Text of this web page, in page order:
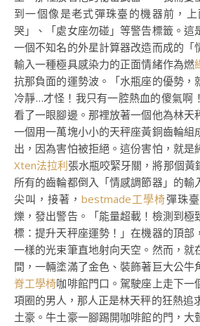
到一個像是老式彈珠臺的機器前，
哭」、「處女座勿碰」等警告標籤。這
一個不知名的外星計算器改造而成的「
輸入一種極具感染力的正面情緒作為燃
抗那負面的運勢波。「水瓶座的優勢，
冷靜…才怪！我只有一腔熱血的傻氣啊
看了一眼腳邊。那裡放著一個他為林天
一個用一萬塊小小的天秤座黃銅齒輪組
出，因為害怕被拒絕。這份害怕，就是
Xten法拉利張水瓶咬緊牙關，將那個黃
所有的齒輪都倒入「情感調節器」的輸
尖叫，接著，bestmade工學椅彈珠
爍，發出警告。「能量超載！檢測到極
標：提升天秤座運勢！」在機器的頂部
一樣的光束筆直地射向天空。然而，就
間，一輛塗滿了金色、裝飾著巨大公牛
脊工學椅咖啡館門口。駕駛座上走下一
項圈的男人，那人正是林天秤的狂熱
土豪。牛土豪一腳踢開咖啡館的門，大